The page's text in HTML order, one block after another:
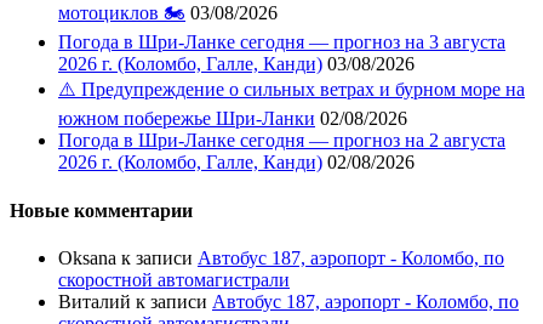
мотоциклов 🏍️ 03/08/2026
Погода в Шри-Ланке сегодня — прогноз на 3 августа
2026 г. (Коломбо, Галле, Канди) 03/08/2026
⚠️ Предупреждение о сильных ветрах и бурном море на
южном побережье Шри-Ланки 02/08/2026
Погода в Шри-Ланке сегодня — прогноз на 2 августа
2026 г. (Коломбо, Галле, Канди) 02/08/2026
Новые комментарии
Oksana к записи Автобус 187, аэропорт - Коломбо, по
скоростной автомагистрали
Виталий к записи Автобус 187, аэропорт - Коломбо, по